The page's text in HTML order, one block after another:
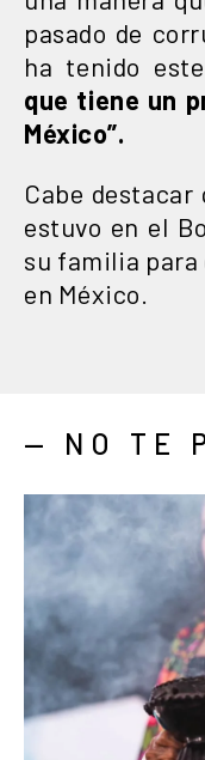
pasado de
ha tenido
que tiene un
México”.
Cabe destacar
estuvo en el
su familia
en México.
— NO TE